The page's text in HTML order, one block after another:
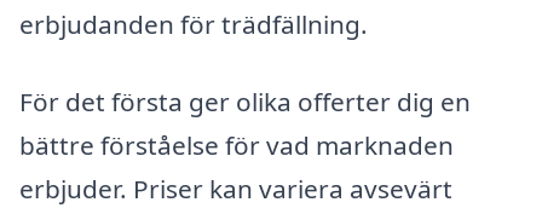
erbjudanden för trädfällning.
För det första ger olika offerter dig en
bättre förståelse för vad marknaden
erbjuder. Priser kan variera avsevärt